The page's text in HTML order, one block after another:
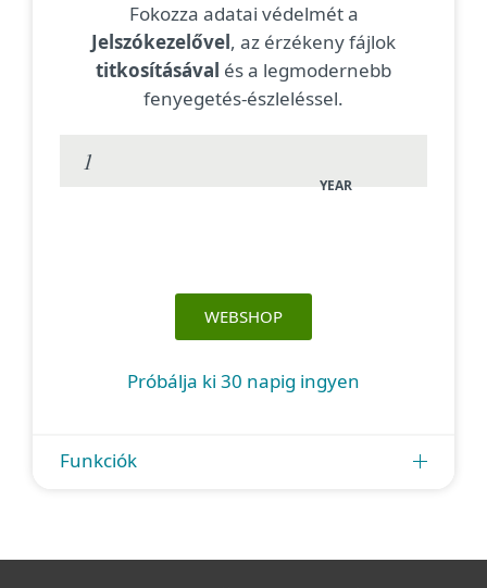
Fokozza adatai védelmét a
Jelszókezelővel, az érzékeny fájlok
titkosításával és a legmodernebb
fenyegetés-észleléssel.
YEAR
WEBSHOP
Próbálja ki 30 napig ingyen
Funkciók